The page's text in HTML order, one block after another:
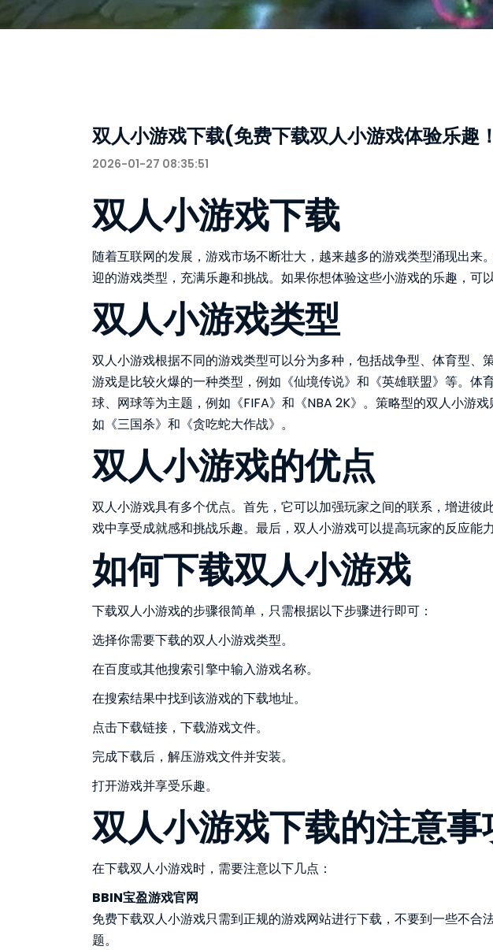
双人小游戏下载(免费下载双人小游戏体验乐趣
2026-01-27 08:35:51
双人小游戏下载
随着互联网的发展，游戏市场不断壮大，越来越多的游戏类型涌现出来
迎的游戏类型，充满乐趣和挑战。如果你想体验这些小游戏的乐趣，可
双人小游戏类型
双人小游戏根据不同的游戏类型可以分为多种，包括战争型、体育型、
游戏是比较火爆的一种类型，例如《仙境传说》和《英雄联盟》等。体
球、网球等为主题，例如《FIFA》和《NBA 2K》。策略型的双人小游
如《三国杀》和《贪吃蛇大作战》。
双人小游戏的优点
双人小游戏具有多个优点。首先，它可以加强玩家之间的联系，增进彼
戏中享受成就感和挑战乐趣。最后，双人小游戏可以提高玩家的反应能
如何下载双人小游戏
下载双人小游戏的步骤很简单，只需根据以下步骤进行即可：
选择你需要下载的双人小游戏类型。
在百度或其他搜索引擎中输入游戏名称。
在搜索结果中找到该游戏的下载地址。
点击下载链接，下载游戏文件。
完成下载后，解压游戏文件并安装。
打开游戏并享受乐趣。
双人小游戏下载的注意事
在下载双人小游戏时，需要注意以下几点：
BBIN宝盈游戏官网
免费下载双人小游戏只需到正规的游戏网站进行下载，不要到一些不合
题。